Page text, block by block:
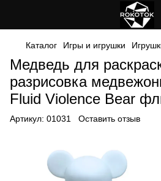
Каталог Игры и игрушки
Медведь для
разрисовка
Fluid Violence Bear
Артикул: 01031 Оставить отзыв